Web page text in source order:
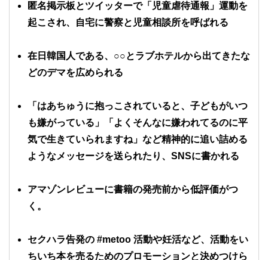
匿名掲示板とツイッターで「児童虐待通報」 運動を
起こされ、自宅に警察と児童相談所を呼ばれる
在日韓国人である、○○とラブホテルから出てきたな
どのデマを広められる
「はあちゅうに抱っこされていると、子どもがいつ
も嫌がっている」「よくそんなに嫌われてるのに平
気で生きていられますね」など精神的に追い詰める
ようなメッセージを送られたり、SNSに書かれる
アマゾンレビューに書籍の発売前から低評価がつ
く。
セクハラ告発の #metoo 活動や妊活など、活動をい
ちいち本を売るためのプロモーションと決めつけら